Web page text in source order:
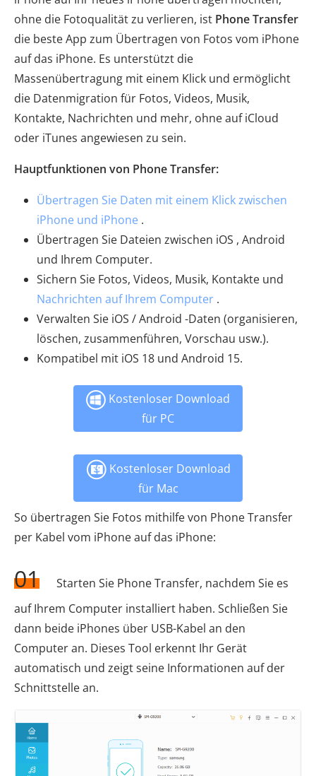
ohne die Fotoqualität zu verlieren, ist Phone Transfer
die beste App zum Übertragen von Fotos vom iPhone
auf das iPhone. Es unterstützt die
Massenübertragung mit einem Klick und ermöglicht
die Datenmigration für Fotos, Videos, Musik,
Kontakte, Nachrichten und mehr, ohne auf iCloud
oder iTunes angewiesen zu sein.
Hauptfunktionen von Phone Transfer:
Übertragen Sie Daten mit einem Klick zwischen
iPhone und iPhone .
Übertragen Sie Dateien zwischen iOS , Android
und Ihrem Computer.
Sichern Sie Fotos, Videos, Musik, Kontakte und
Nachrichten auf Ihrem Computer .
Verwalten Sie iOS / Android -Daten (organisieren,
löschen, zusammenführen, Vorschau usw.).
Kompatibel mit iOS 18 und Android 15.
Kostenloser Download
für PC
Kostenloser Download
für Mac
So übertragen Sie Fotos mithilfe von Phone Transfer
per Kabel vom iPhone auf das iPhone:
01
Starten Sie Phone Transfer, nachdem Sie es
auf Ihrem Computer installiert haben. Schließen Sie
dann beide iPhones über USB-Kabel an den
Computer an. Dieses Tool erkennt Ihr Gerät
automatisch und zeigt seine Informationen auf der
Schnittstelle an.